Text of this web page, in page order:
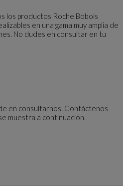
los productos Roche Bobois
en una gama muy amplia de
No dudes en consultar en tu
en consultarnos. Contáctenos
muestra a continuación.